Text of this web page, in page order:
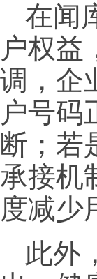
在闻
户权益
调，企
户号码
断；若
承接机
度减少
此外